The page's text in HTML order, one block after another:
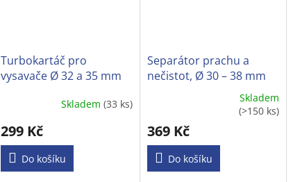
Turbokartáč pro
vysavače Ø 32 a 35 mm
produktu
je
z
Skladem (33 ks)
299 Kč
Do košíku
Separátor prachu a
nečistot, Ø 30 – 38 mm
produktu
je
z
Skladem
(>150 ks)
369 Kč
Do košíku